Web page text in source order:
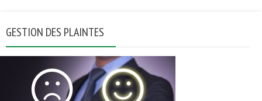
GESTION DES PLAINTES